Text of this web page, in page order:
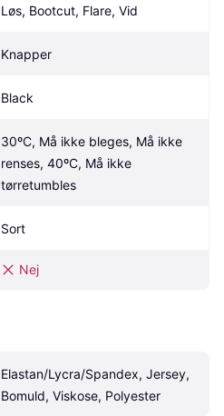
Løs, Bootcut, Flare, Vid
Knapper
Black
30ºC, Må ikke bleges, Må ikke
renses, 40ºC, Må ikke
tørretumbles
Sort
Nej
Elastan/Lycra/Spandex, Jersey,
Bomuld, Viskose, Polyester